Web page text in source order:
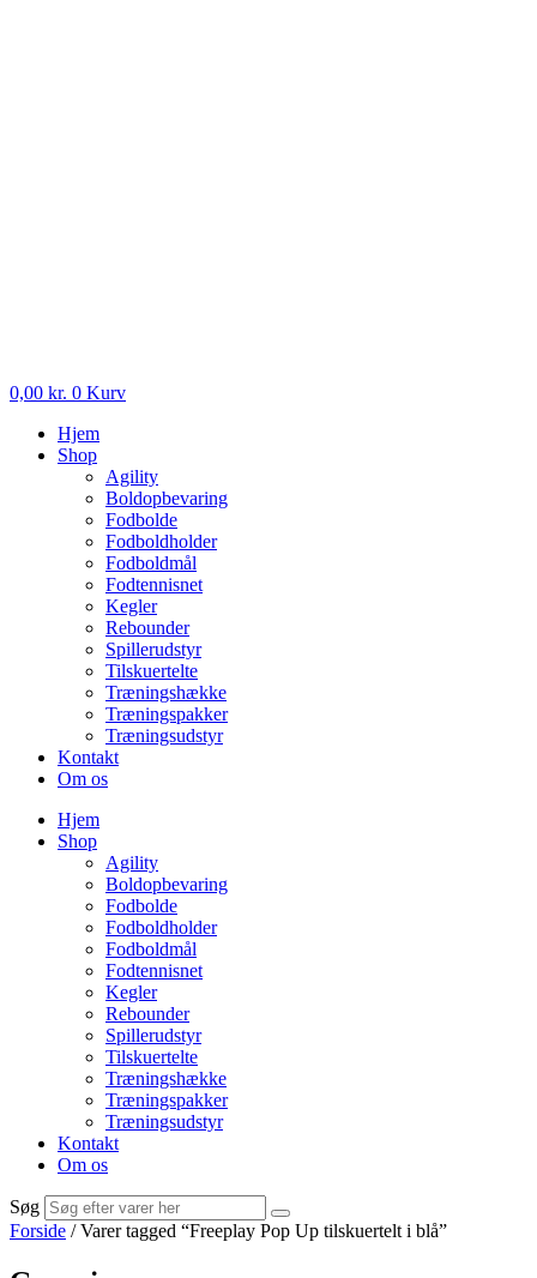
0,00 kr. 0 Kurv
Hjem
Shop
Agility
Boldopbevaring
Fodbolde
Fodboldholder
Fodboldmål
Fodtennisnet
Kegler
Rebounder
Spillerudstyr
Tilskuertelte
Træningshække
Træningspakker
Træningsudstyr
Kontakt
Om os
Hjem
Shop
Agility
Boldopbevaring
Fodbolde
Fodboldholder
Fodboldmål
Fodtennisnet
Kegler
Rebounder
Spillerudstyr
Tilskuertelte
Træningshække
Træningspakker
Træningsudstyr
Kontakt
Om os
Søg
Forside / Varer tagged “Freeplay Pop Up tilskuertelt i blå”